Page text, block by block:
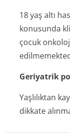
18 yaş altı
konusunda
çocuk
Geriyatrik
Yaşlılıktan
dikkate